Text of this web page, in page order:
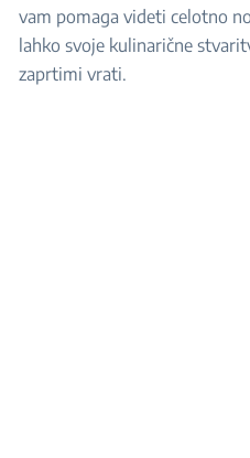
vam pomaga videti celotno
lahko svoje kulinarične
zaprtimi vrati.